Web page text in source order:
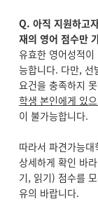
Q. 아직 지원하고
재의 영어 점수만
유효한 영어성적
능합니다. 다만,
요건을 충족하지
학생 본인에게 있
이 불가능합니다.
따라서 파견가능
상세하게 확인 바
기, 읽기) 점수를
유의 바랍니다.